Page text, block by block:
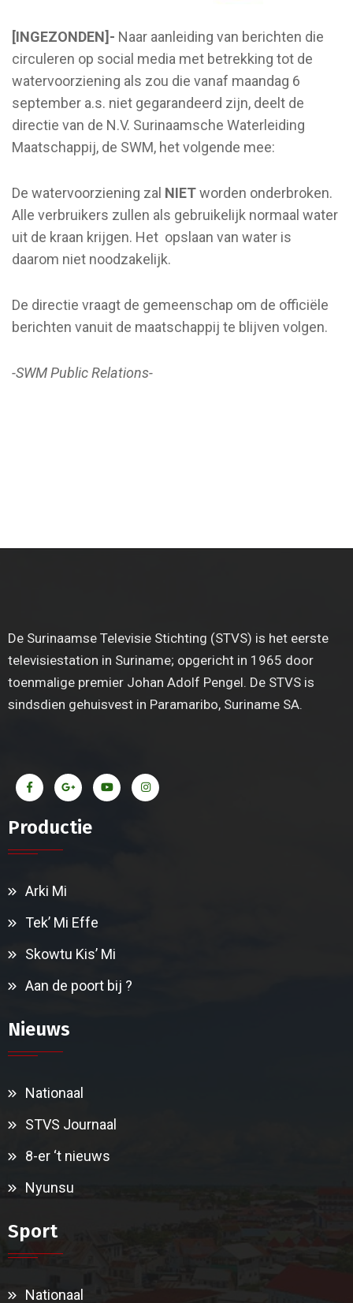
[INGEZONDEN]- Naar aanleiding van berichten die
circuleren op social media met betrekking tot de
watervoorziening als zou die vanaf maandag 6
september a.s. niet gegarandeerd zijn, deelt de
directie van de N.V. Surinaamsche Waterleiding
Maatschappij, de SWM, het volgende mee:
De watervoorziening zal NIETworden onderbroken.
Alle verbruikers zullen als gebruikelijk normaal water
uit de kraan krijgen. Het opslaan van water is
daarom niet noodzakelijk.
De directie vraagt de gemeenschap om de officiële
berichten vanuit de maatschappij te blijven volgen.
-SWM Public Relations-
De Surinaamse Televisie Stichting (STVS) is het eerste
televisiestation in Suriname; opgericht in 1965 door
toenmalige premier Johan Adolf Pengel. De STVS is
sindsdien gehuisvest in Paramaribo, Suriname SA.
Productie
Arki Mi
Tek’ Mi Effe
Skowtu Kis’ Mi
Aan de poort bij ?
Nieuws
Nationaal
STVS Journaal
8-er ‘t nieuws
Nyunsu
Sport
Nationaal